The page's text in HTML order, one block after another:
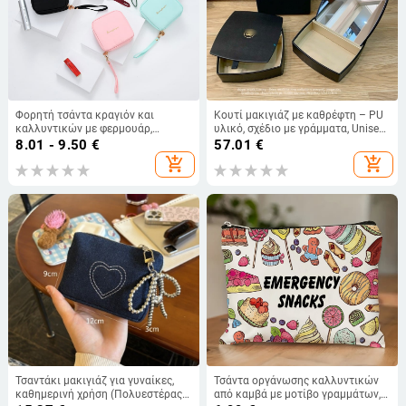
Φορητή τσάντα κραγιόν και
καλλυντικών με φερμουάρ,
πολυεστερικό υλικό, αδιάβροχη
και ανθεκτική, επεκτάσιμη, με
μεγάλη χωρητικότητα για
8.01 - 9.50 €
add_shopping_cart
Κουτί μακιγιάζ με καθρέφτη – PU
υλικό, σχέδιο με γράμματα, Unisex,
για ταξίδια αναψυχής
57.01 €
add_shopping_cart
Τσαντάκι μακιγιάζ για γυναίκες,
καθημερινή χρήση (Πολυεστέρας;
Τσάντα οργάνωσης καλλυντικών
από καμβά με μοτίβο γραμμάτων,